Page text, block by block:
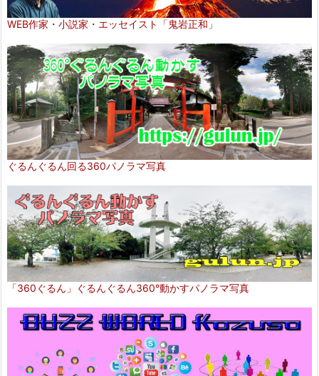
WEB作家・小説家・エッセイスト「鬼岩正和」
ぐるんぐるん回る360パノラマ写真
「360ぐるん」ぐるんぐるん360°動かすパノラマ写真